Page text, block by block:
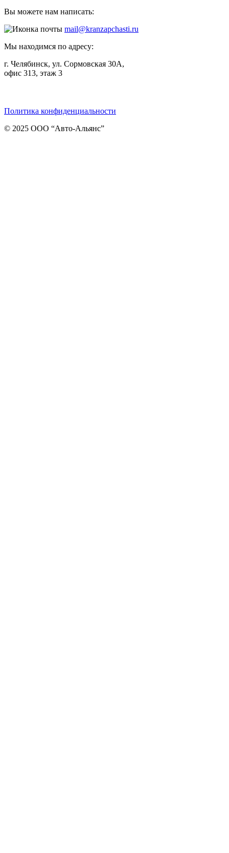
Вы можете нам написать:
mail@kranzapchasti.ru
Мы находимся по адресу:
г. Челябинск, ул. Сормовская 30А,
офис 313, этаж 3
Политика конфиденциальности
© 2025 ООО “Авто-Альянс”